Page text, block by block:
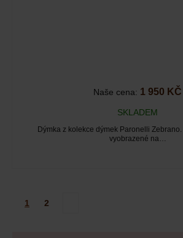
Naše cena: 1 950 KČ
SKLADEM
Dýmka z kolekce dýmek Paronelli
vyobrazené na…
1 2